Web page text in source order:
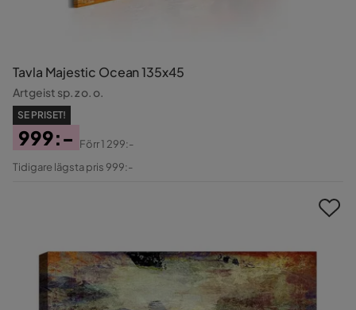
Tavla Majestic Ocean 135x45
Artgeist sp. z o. o.
SE PRISET!
Pris
999:-
Original
Förr1 299:-
Tidigare lägsta pris 999:-